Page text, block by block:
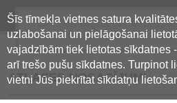
Šīs tīmekļa vietnes satura
uzlabošanai un pielāgošanai
vajadzībām tiek lietotas sīkdatnes
arī trešo pušu sīkdatnes. Turpinot
vietni Jūs piekrītat sīkdatņu
Oficiālā regulētās
centralizētā glabāšanas
ATLASES NOSACĪJUMI